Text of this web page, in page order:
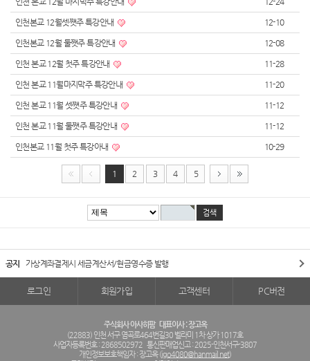
인천본교 12월셋쨋주 특강안내 12-10
인천본교 12월 둘쨋주 특강안내 12-08
인천 본교 12월 첫주 특강안내 11-28
인천 본교 11월마지막주 특강안내 11-20
인천 본교 11월 셋쨋주 특강안내 11-12
인천 본교 11월 둘쨋주 특강안내 11-12
인천본교 11월 첫주 특강아내 10-29
1 2 3 4 5
공지 가상계좌결제시 세금계산서/현금영수증 발행
로그인 회원가입 고객센터 PC버전
주식회사 아사히팜 대표이사 : 장고옥
(22883) 인천 서구 염곡로464번길30 벨라미 1차 상가 1017호
사업자등록번호 : 2868502972 통신판매업신고 : 2025-인천서구-3807
개인정보보호책임자 : 장고옥 (jgo4080@hanmail.net)